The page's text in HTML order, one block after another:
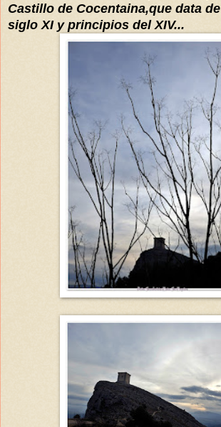
Castillo de Cocentaina,que data de
siglo XI y principios del XIV...